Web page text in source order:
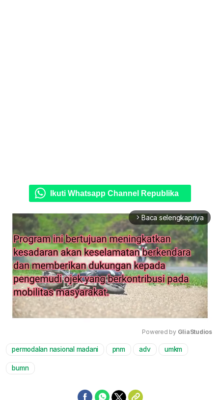
Ikuti Whatsapp Channel Republika
arrow_forward_ios Baca selengkapnya
Mute
Powered by GliaStudios
permodalan nasional madani pnm adv umkm
bumn